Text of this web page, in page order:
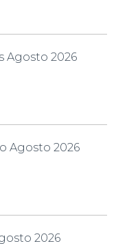
Agosto 2026
Agosto 2026
2026